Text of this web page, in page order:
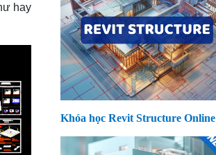
hay
Khóa học Revit Structure Online